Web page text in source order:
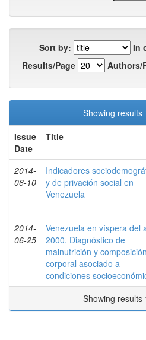
Sort by:
In
Results/Page
Authors/
Showing results
Issue
Date
Title
2014-
06-10
Indicadores
y de privación social en
Venezuela
2014-
06-25
Venezuela en víspera del
2000. Diagnóstico de
malnutrición y composición
corporal asociado a
condiciones
Showing results